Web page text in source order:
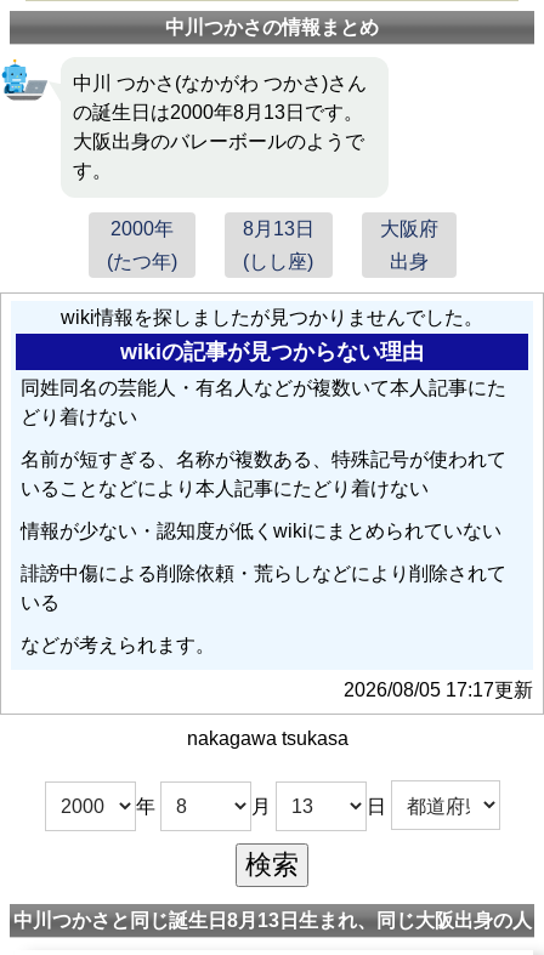
中川つかさの情報まとめ
中川 つかさ(なかがわ つかさ)さん
の誕生日は2000年8月13日です。
大阪出身のバレーボールのようで
す。
2000年
(たつ年)
8月13日
(しし座)
大阪府
出身
wiki情報を探しましたが見つかりませんでした。
wikiの記事が見つからない理由
同姓同名の芸能人・有名人などが複数いて本人記事にた
どり着けない
名前が短すぎる、名称が複数ある、特殊記号が使われて
いることなどにより本人記事にたどり着けない
情報が少ない・認知度が低くwikiにまとめられていない
誹謗中傷による削除依頼・荒らしなどにより削除されて
いる
などが考えられます。
2026/08/05 17:17更新
nakagawa tsukasa
年 月 日
中川つかさと同じ誕生日8月13日生まれ、同じ大阪出身の人